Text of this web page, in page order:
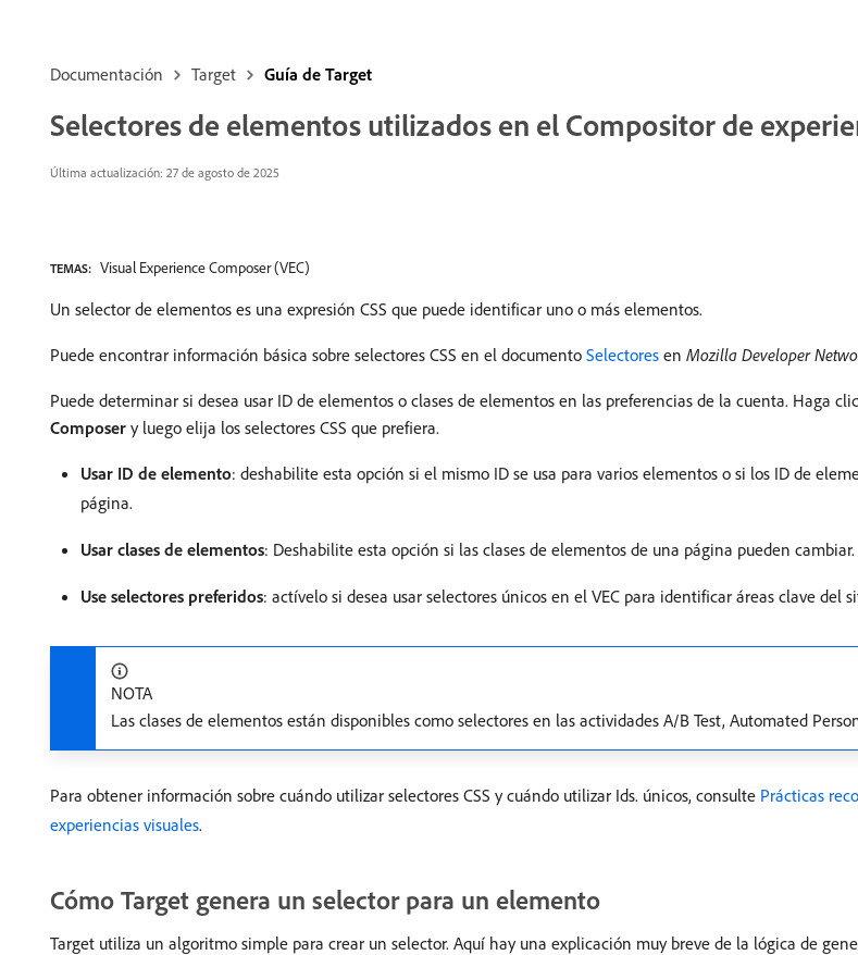
Documentación Target Guía de Target
Selectores de elementos utilizados en el Compositor de
Última actualización: 27 de agosto de 2025
TEMAS: Visual Experience Composer (VEC)
Un selector de elementos es una expresión CSS que puede identificar uno o más elementos.
Puede encontrar información básica sobre selectores CSS en el documento Selectores en Mozilla Developer
Puede determinar si desea usar ID de elementos o clases de elementos en las preferencias de la cuenta. Haga
Composer y luego elija los selectores CSS que prefiera.
Usar ID de elemento: deshabilite esta opción si el mismo ID se usa para varios elementos o si los ID de
página.
Usar clases de elementos: Deshabilite esta opción si las clases de elementos de una página pueden cambiar.
Use selectores preferidos: actívelo si desea usar selectores únicos en el VEC para identificar áreas clave del
NOTA
Las clases de elementos están disponibles como selectores en las actividades A/B Test, Automated
Para obtener información sobre cuándo utilizar selectores CSS y cuándo utilizar Ids. únicos, consulte Prácticas
experiencias visuales.
Cómo Target genera un selector para un elemento
Target utiliza un algoritmo simple para crear un selector. Aquí hay una explicación muy breve de la lógica de